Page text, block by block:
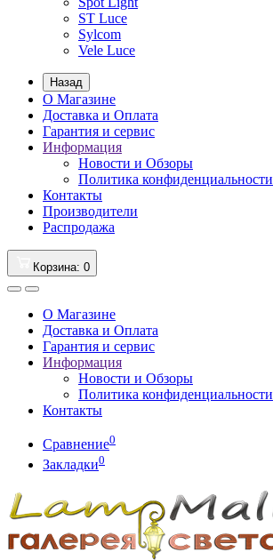
ST Luce
Sylcom
Vele Luce
Назад
О Магазине
Доставка и Оплата
Гарантия и сервис
Информация
Новости и Обзоры
Политика конфиденциальности
Контакты
Производители
Распродажа
Корзина: 0
О Магазине
Доставка и Оплата
Гарантия и сервис
Информация
Новости и Обзоры
Политика конфиденциальности
Контакты
Сравнение0
Закладки0